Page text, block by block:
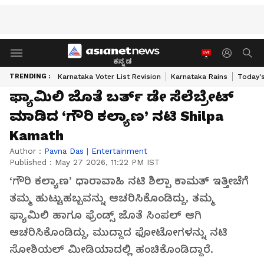
ಕನ್ನಡ
TRENDING : Karnataka Voter List Revision Karnataka Rains
ಫ್ಯಾಮಿಲಿ ಜೊತೆ ಬರ್ತ್ ಡೇ ಸೆಲೆಬ್ರೇಟ್
ಮಾಡಿದ ‘ಗೌರಿ ಕಲ್ಯಾಣ’ ನಟಿ Shilpa
Kamath
Author : Pavna Das | Entertainment
Published : May 27 2026, 11:22 PM IST
‘ಗೌರಿ ಕಲ್ಯಾಣ’ ಧಾರಾವಾಹಿ ನಟಿ ಶಿಲ್ಪಾ ಕಾಮತ್ ಇತ್ತೀಚೆಗೆ
ತಮ್ಮ ಹುಟ್ಟುಹಬ್ಬವನ್ನು ಆಚರಿಸಿಕೊಂಡಿದ್ದು, ತಮ್ಮ
ಫ್ಯಾಮಿಲಿ ಹಾಗೂ ಫ್ರೆಂಡ್ಸ್ ಜೊತೆ ಸಿಂಪಲ್ ಆಗಿ
ಆಚರಿಸಿಕೊಂಡಿದ್ದು, ಮುದ್ದಾದ ಫೋಟೋಗಳನ್ನು ನಟಿ
ಸೋಶಿಯಲ್ ಮೀಡಿಯಾದಲ್ಲಿ ಹಂಚಿಕೊಂಡಿದ್ದಾರೆ.